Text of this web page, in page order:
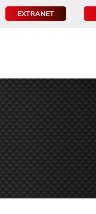
EXTRANET